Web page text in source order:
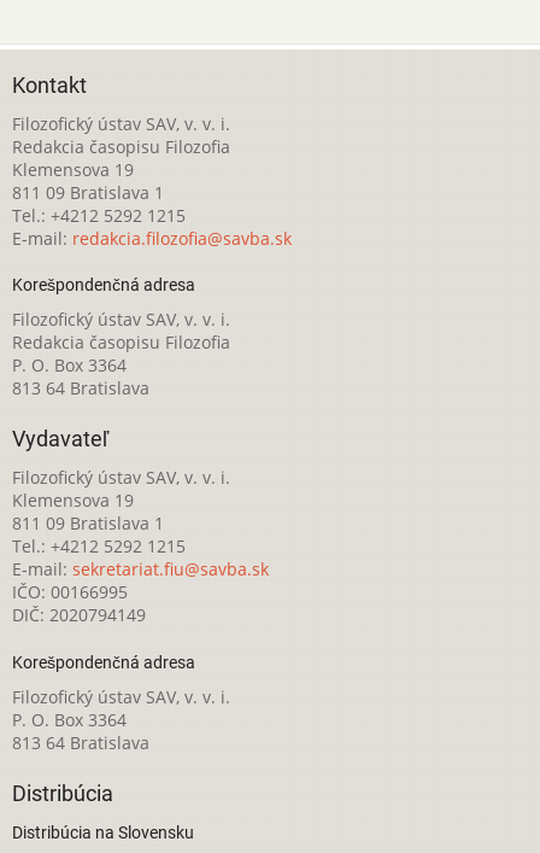
Kontakt
Filozofický ústav SAV, v. v. i.
Redakcia časopisu Filozofia
Klemensova 19
811 09 Bratislava 1
Tel.: +4212 5292 1215
E-mail: redakcia.filozofia@savba.sk
Korešpondenčná adresa
Filozofický ústav SAV, v. v. i.
Redakcia časopisu Filozofia
P. O. Box 3364
813 64 Bratislava
Vydavateľ
Filozofický ústav SAV, v. v. i.
Klemensova 19
811 09 Bratislava 1
Tel.: +4212 5292 1215
E-mail: sekretariat.fiu@savba.sk
IČO: 00166995
DIČ: 2020794149
Korešpondenčná adresa
Filozofický ústav SAV, v. v. i.
P. O. Box 3364
813 64 Bratislava
Distribúcia
Distribúcia na Slovensku